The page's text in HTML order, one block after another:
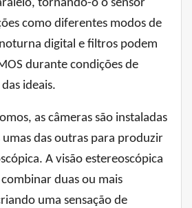
tornando-o o sensor
como diferentes modos de
digital e filtros podem
durante condições de
ideais.
as câmeras são instaladas
umas das outras para produzir
A visão estereoscópica
duas ou mais
uma sensação de